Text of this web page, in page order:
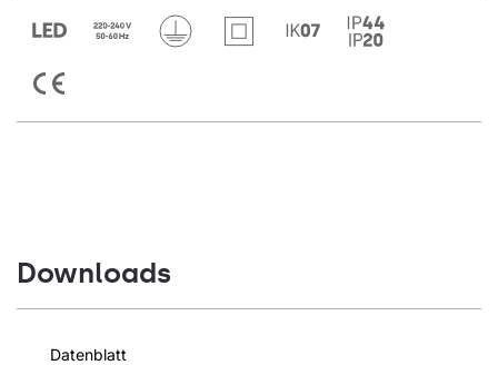
Downloads
Datenblatt